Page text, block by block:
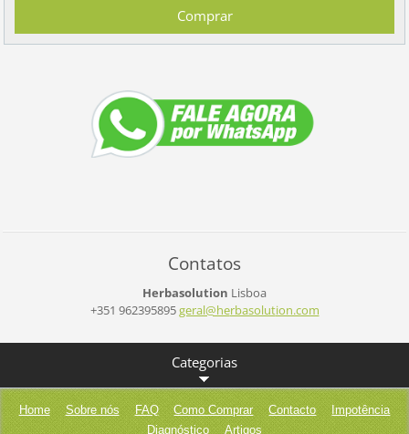
Contatos
Herbasolution Lisboa
+351 962395895geral@herbasolution.com
Categorias
Home Sobre nós FAQ Como Comprar Contacto
Impotência
Diagnóstico
Artigos